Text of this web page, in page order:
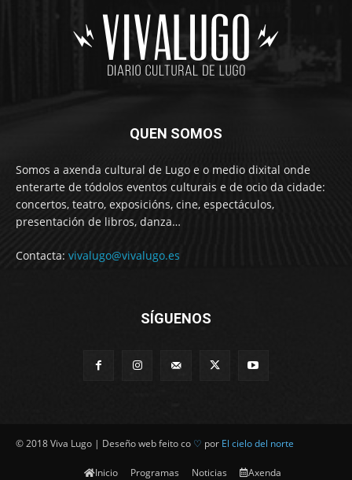
QUEN SOMOS
Somos a axenda cultural de Lugo e o medio dixital onde
enterarte de tódolos eventos culturais e de ocio da cidade:
concertos, teatro, exposicións, cine, espectáculos,
presentación de libros, danza…
Contacta: vivalugo@vivalugo.es
SÍGUENOS
© 2018 Viva Lugo | Deseño web feito co ♡ por El cielo del norte
Inicio Programas Noticias Axenda